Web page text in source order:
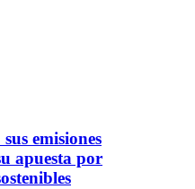
emisiones
apuesta por